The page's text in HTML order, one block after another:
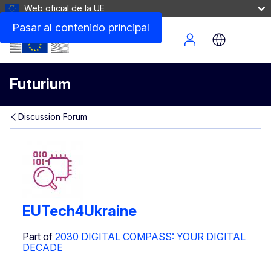
Pasar al contenido principal
Web oficial de la UE
Futurium
Site Menu
Discussion Forum
EUTech4Ukraine
Part of 2030 DIGITAL COMPASS: YOUR DIGITAL
DECADE